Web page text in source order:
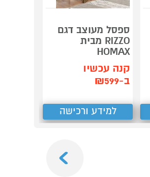
ספסל מעוצב דגם
RIZZO מבית
HOMAX
קנה עכשיו
ב-₪599
למידע ורכישה